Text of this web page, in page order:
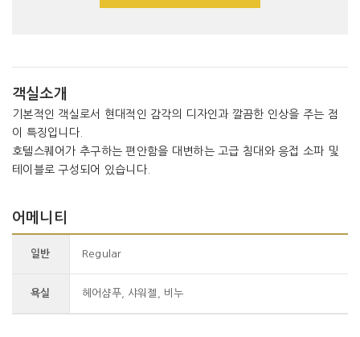
객실소개
기본적인 객실로서 현대적인 감각의 디자인과 깔끔한 인상을 주는 점
이 특징입니다.
호텔스퀘어가 추구하는 편안함을 대변하는 고급 침대와 응접 소파 및
테이블로 구성되어 있습니다.
어메니티
일반 Regular
욕실 헤어샴푸, 샤워젤, 비누